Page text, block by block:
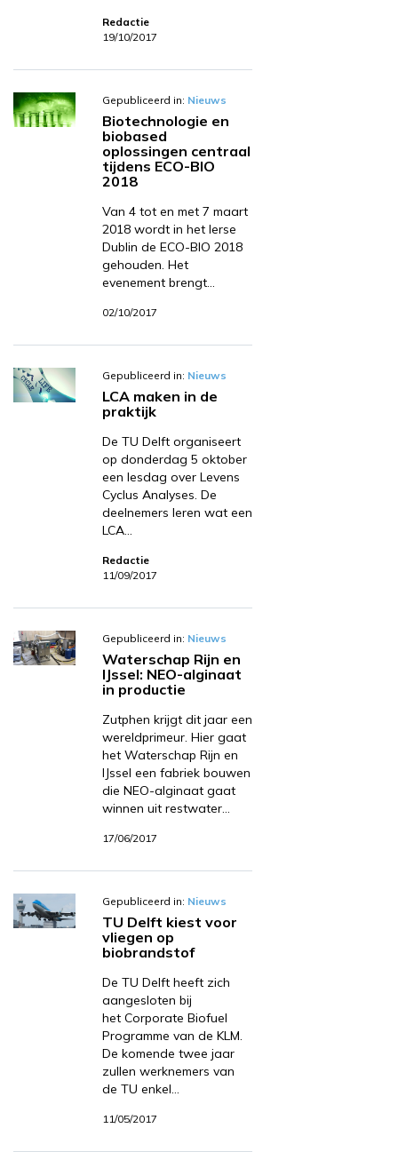
Redactie
19/10/2017
Gepubliceerd in: Nieuws
Biotechnologie en
biobased
oplossingen centraal
tijdens ECO-BIO
2018
Van 4 tot en met 7 maart
2018 wordt in het Ierse
Dublin de ECO-BIO 2018
gehouden. Het
evenement brengt…
02/10/2017
Gepubliceerd in: Nieuws
LCA maken in de
praktijk
De TU Delft organiseert
op donderdag 5 oktober
een lesdag over Levens
Cyclus Analyses. De
deelnemers leren wat een
LCA…
Redactie
11/09/2017
Gepubliceerd in: Nieuws
Waterschap Rijn en
IJssel: NEO-alginaat
in productie
Zutphen krijgt dit jaar een
wereldprimeur. Hier gaat
het Waterschap Rijn en
IJssel een fabriek bouwen
die NEO-alginaat gaat
winnen uit restwater…
17/06/2017
Gepubliceerd in: Nieuws
TU Delft kiest voor
vliegen op
biobrandstof
De TU Delft heeft zich
aangesloten bij
het Corporate Biofuel
Programme van de KLM.
De komende twee jaar
zullen werknemers van
de TU enkel…
11/05/2017